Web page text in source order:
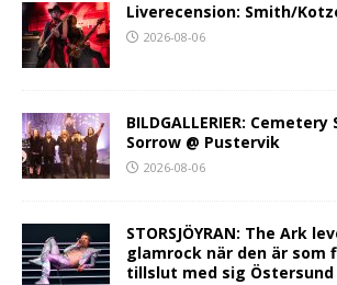
Liverecension: Smith/
2026-08-06
BILDGALLERIER:
Sorrow @ Pustervik
2026-08-06
STORSJÖYRAN: The Ark
glamrock när den är som
tillslut med sig Östersund